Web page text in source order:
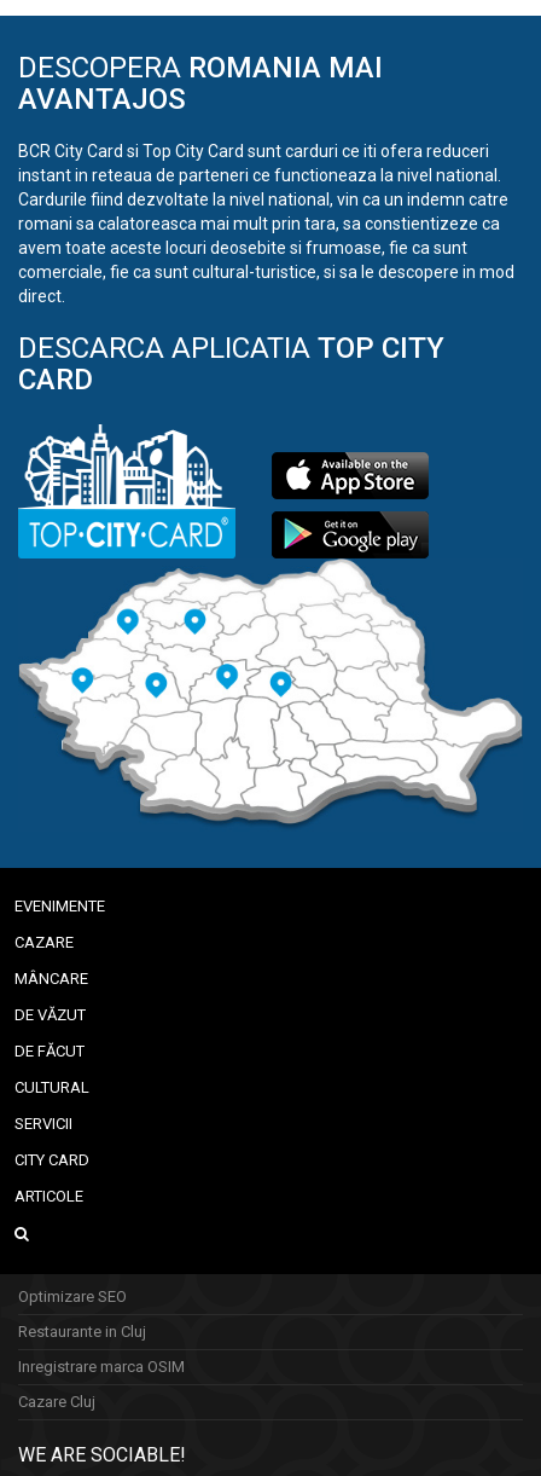
DESCOPERA ROMANIA MAI
AVANTAJOS
BCR City Card si Top City Card sunt carduri ce iti ofera reduceri
instant in reteaua de parteneri ce functioneaza la nivel national.
Cardurile fiind dezvoltate la nivel national, vin ca un indemn catre
romani sa calatoreasca mai mult prin tara, sa constientizeze ca
avem toate aceste locuri deosebite si frumoase, fie ca sunt
comerciale, fie ca sunt cultural-turistice, si sa le descopere in mod
direct.
DESCARCA APLICATIA TOP CITY
CARD
EVENIMENTE
CAZARE
MÂNCARE
DE VĂZUT
DE FĂCUT
CULTURAL
SERVICII
CITY CARD
ARTICOLE
Optimizare SEO
Restaurante in Cluj
Inregistrare marca OSIM
Cazare Cluj
WE ARE SOCIABLE!